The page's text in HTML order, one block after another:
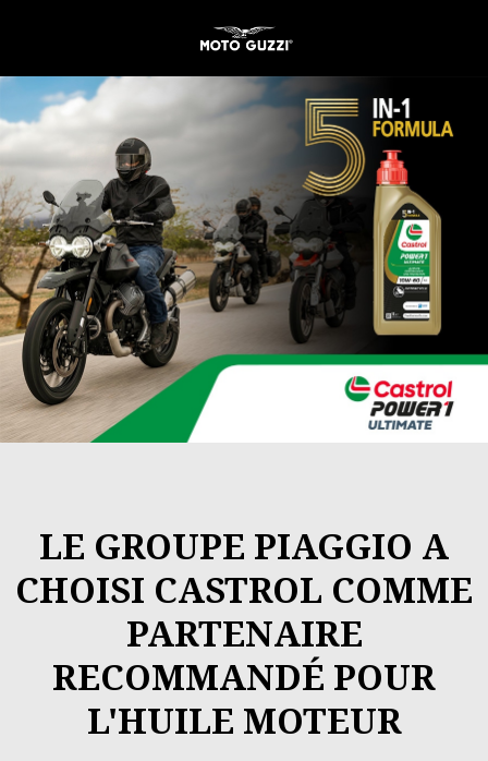
Aller au contenu principal
LE GROUPE PIAGGIO A
CHOISI CASTROL COMME
PARTENAIRE
RECOMMANDÉ POUR
L'HUILE MOTEUR